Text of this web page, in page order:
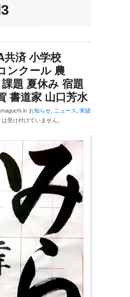
共済 小学校
ンクール 農
題 夏休み 宿題
書道家 山口芳水
in お知らせ, ニュース, 実績
受け付けていません。